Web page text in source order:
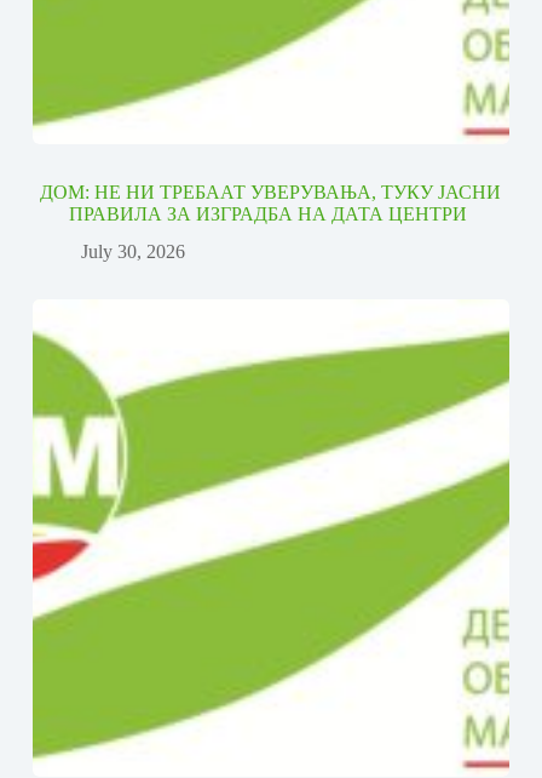
ДОМ: НЕ НИ ТРЕБААТ УВЕРУВАЊА, ТУКУ ЈАСНИ
ПРАВИЛА ЗА ИЗГРАДБА НА ДАТА ЦЕНТРИ
July 30, 2026